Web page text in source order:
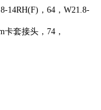
14RH(F)，64，W21.8-
卡套接头，74，